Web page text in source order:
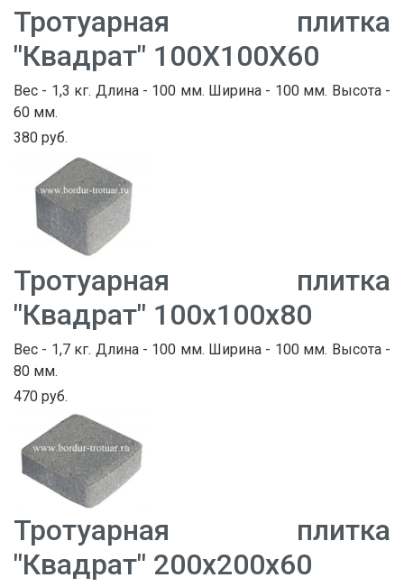
Тротуарная плитка
"Квадрат" 100Х100Х60
Вес - 1,3 кг. Длина - 100 мм. Ширина - 100 мм. Высота -
60 мм.
380 руб.
Тротуарная плитка
"Квадрат" 100х100х80
Вес - 1,7 кг. Длина - 100 мм. Ширина - 100 мм. Высота -
80 мм.
470 руб.
Тротуарная плитка
"Квадрат" 200х200х60